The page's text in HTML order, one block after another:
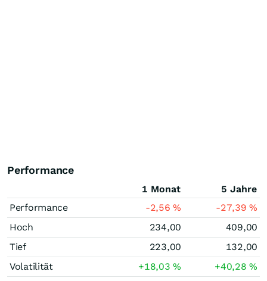
Performance
1 Monat
5 Jahre
Performance
-2,56% -27,39%
Hoch
234,00
409,00
Tief
223,00
132,00
Volatilität
+18,03% +40,28%